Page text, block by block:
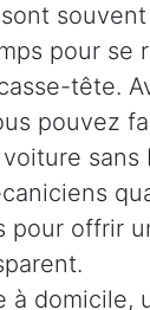
pour se
tête.
pouvez
sans
pour offrir
à domicile,